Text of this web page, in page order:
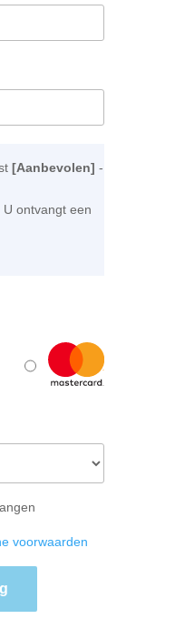
[Aanbevolen] -
ontvangt een
voorwaarden